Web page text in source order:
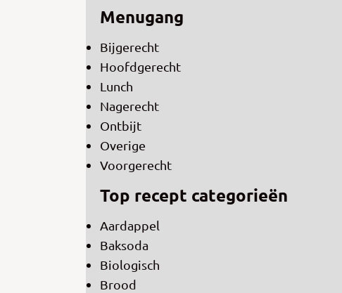
Menugang
Bijgerecht
Hoofdgerecht
Lunch
Nagerecht
Ontbijt
Overige
Voorgerecht
Top recept categorieën
Aardappel
Baksoda
Biologisch
Brood